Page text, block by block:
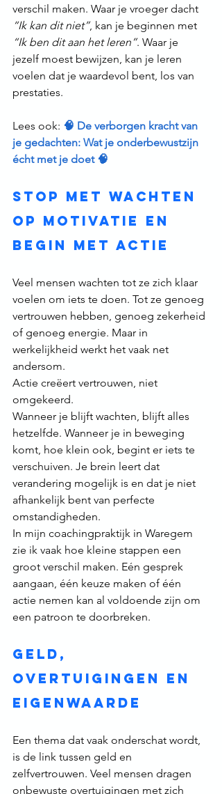
verschil maken. Waar je vroeger dacht
“Ik kan dit niet”, kan je beginnen met
“Ik ben dit aan het leren”. Waar je
jezelf moest bewijzen, kan je leren
voelen dat je waardevol bent, los van
prestaties.
Lees ook: 🧠 De verborgen kracht van
je gedachten: Wat je onderbewustzijn
écht met je doet 🧠
Stop met wachten
op motivatie en
begin met actie
Veel mensen wachten tot ze zich klaar
voelen om iets te doen. Tot ze genoeg
vertrouwen hebben, genoeg zekerheid
of genoeg energie. Maar in
werkelijkheid werkt het vaak net
andersom.
Actie creëert vertrouwen, niet
omgekeerd.
Wanneer je blijft wachten, blijft alles
hetzelfde. Wanneer je in beweging
komt, hoe klein ook, begint er iets te
verschuiven. Je brein leert dat
verandering mogelijk is en dat je niet
afhankelijk bent van perfecte
omstandigheden.
In mijn coachingpraktijk in Waregem
zie ik vaak hoe kleine stappen een
groot verschil maken. Eén gesprek
aangaan, één keuze maken of één
actie nemen kan al voldoende zijn om
een patroon te doorbreken.
Geld,
overtuigingen en
eigenwaarde
Een thema dat vaak onderschat wordt,
is de link tussen geld en
zelfvertrouwen. Veel mensen dragen
onbewuste overtuigingen met zich